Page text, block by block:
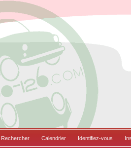
Rechercher Calendrier Identifiez-vous